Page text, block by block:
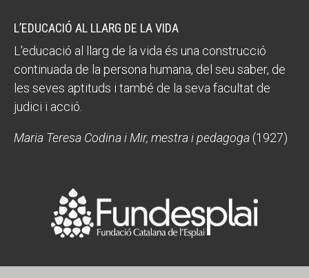
L’EDUCACIÓ AL LLARG DE LA VIDA
L'educació al llarg de la vida és una construcció
continuada de la persona humana, del seu saber, de
les seves aptituds i també de la seva facultat de
judici i acció.
Maria Teresa Codina i Mir, mestra i pedagoga (1927)